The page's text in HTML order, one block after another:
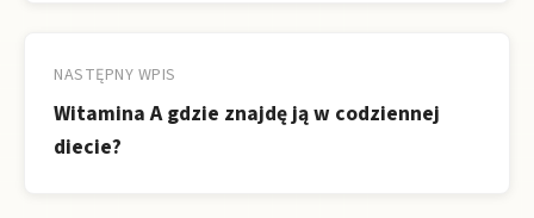
NASTĘPNY WPIS
Witamina A gdzie znajdę ją w codziennej
diecie?